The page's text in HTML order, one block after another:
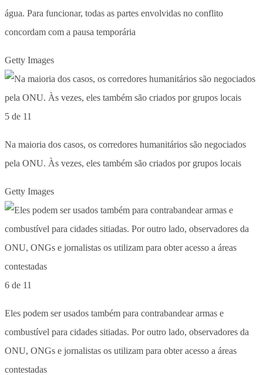
água. Para funcionar, todas as partes envolvidas no conflito
concordam com a pausa temporária
Getty Images
5 de 11
Na maioria dos casos, os corredores humanitários são negociados
pela ONU. Às vezes, eles também são criados por grupos locais
Getty Images
6 de 11
Eles podem ser usados também ​​para contrabandear armas e
combustível para cidades sitiadas. Por outro lado, observadores da
ONU, ONGs e jornalistas os utilizam para obter acesso a áreas
contestadas